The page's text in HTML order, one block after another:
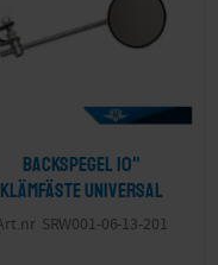
Backspegel 10"
klämfäste Universal
SRW001-06-13-201